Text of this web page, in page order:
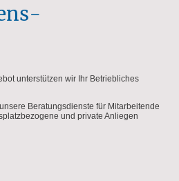
unterstützen wir Ihr Betriebliches
Beratungsdienste für Mitarbeitende
und private Anliegen